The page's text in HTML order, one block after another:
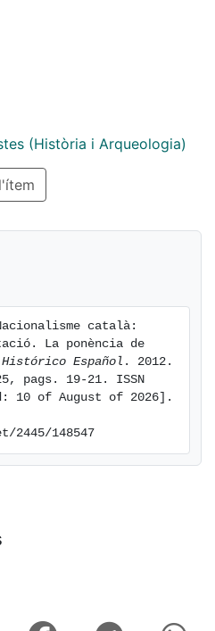
(Història i Arqueologia)
català:
La ponència de
Español . 2012.
pags. 19-21. ISSN
10 of August of 2026].
148547